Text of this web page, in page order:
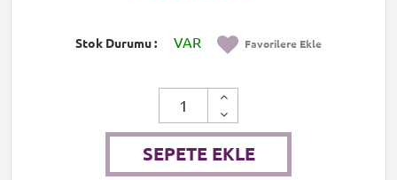
Stok Durumu VAR Favorilere Ekle
SEPETE EKLE